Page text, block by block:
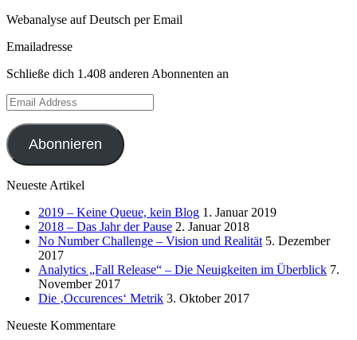
Webanalyse auf Deutsch per Email
Emailadresse
Schließe dich 1.408 anderen Abonnenten an
Email
Address
Abonnieren
Neueste Artikel
2019 – Keine Queue, kein Blog 1. Januar 2019
2018 – Das Jahr der Pause 2. Januar 2018
No Number Challenge – Vision und Realität 5. Dezember
2017
Analytics „Fall Release“ – Die Neuigkeiten im Überblick 7.
November 2017
Die ‚Occurences‘ Metrik 3. Oktober 2017
Neueste Kommentare